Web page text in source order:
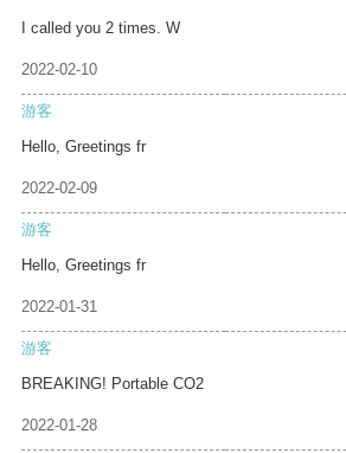
I called you 2 times. W
2022-02-10
游客
Hello, Greetings fr
2022-02-09
游客
Hello, Greetings fr
2022-01-31
游客
BREAKING! Portable CO2
2022-01-28